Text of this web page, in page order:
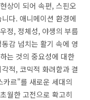
상이 되어 속편, 스핀오
다. 애니메이션 환경에
정, 정체성, 야생의 부름
감 넘치는 활기 속에 영
는 것의 중요성에 대한
적, 코믹적 화려함과 결
르"를 새로운 세대의
월한 고전으로 확고히